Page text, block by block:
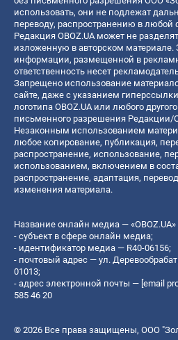
использовать, они не подлежат
переводу, распространению в любой
Редакция OBOZ.UA может не
изложенную в авторском материале.
информации, размещенной в
ответственность несет
Запрещено использование
сайте, даже с указанием гиперссылки
логотипа OBOZ.UA или любого
письменного разрешения Редакции/
Незаконным использованием
любое копирование, публикация,
распространение, использование,
использованием, включением в
распространение, адаптация,
изменения материала.
Название онлайн медиа — «OBOZ.UA»
- субъект в сфере онлайн медиа;
- идентификатор медиа — R40-06156;
- почтовый адрес — ул.
01013;
- адрес электронной почты — [email
585 46 20
© 2026 Все права защищены, ООО